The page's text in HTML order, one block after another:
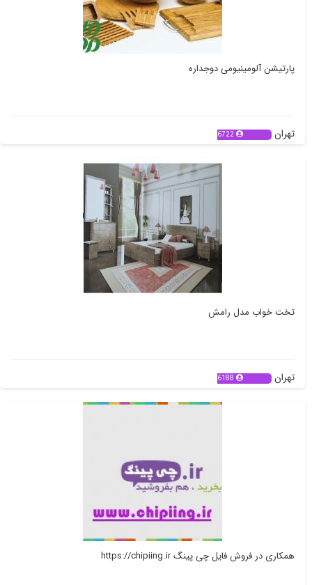
پارتیشن آلومینیومی دوجداره
تهران 6722
تخت خواب مدل رامش
تهران 6188
همکاری در فروش فایل چی پینگ https://chipiing.ir